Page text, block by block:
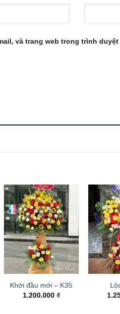
và trang web trong trình
Khởi đầu mới – K35
1.200.000 ₫